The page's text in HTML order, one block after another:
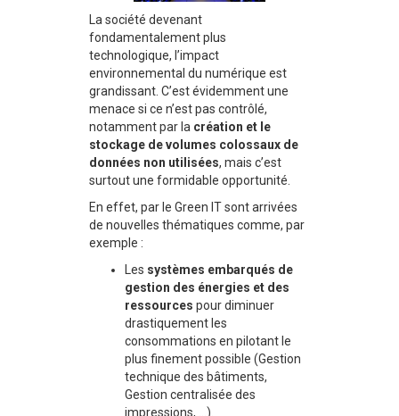
La société devenant
fondamentalement plus
technologique, l’impact
environnemental du numérique est
grandissant. C’est évidemment une
menace si ce n’est pas contrôlé,
notamment par la création et le
stockage de volumes colossaux de
données non utilisées, mais c’est
surtout une formidable opportunité.
En effet, par le Green IT sont arrivées
de nouvelles thématiques comme, par
exemple :
Les systèmes embarqués de
gestion des énergies et des
ressources pour diminuer
drastiquement les
consommations en pilotant le
plus finement possible (Gestion
technique des bâtiments,
Gestion centralisée des
impressions, …).